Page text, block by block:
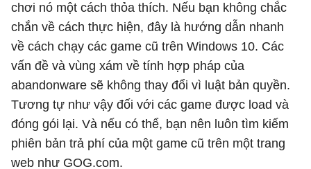
chơi nó một cách thỏa thích. Nếu bạn không chắc
chắn về cách thực hiện, đây là hướng dẫn nhanh
về cách chạy các game cũ trên Windows 10. Các
vấn đề và vùng xám về tính hợp pháp của
abandonware sẽ không thay đổi vì luật bản quyền.
Tương tự như vậy đối với các game được load và
đóng gói lại. Và nếu có thể, bạn nên luôn tìm kiếm
phiên bản trả phí của một game cũ trên một trang
web như GOG.com.